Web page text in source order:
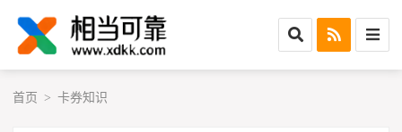
首页 > 卡券知识